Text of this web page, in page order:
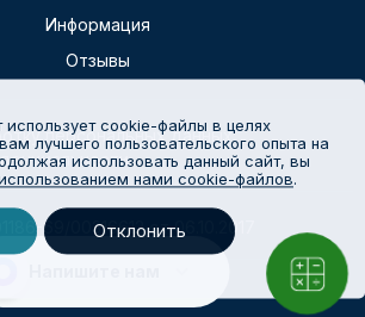
Информация
Отзывы
персональных данных
69/00316612 от 06.10.2017
защищены.
cookie-файлы в целях
лучшего пользовательского опыта на
использовать данный сайт, вы
нами cookie-файлов.
Отклонить